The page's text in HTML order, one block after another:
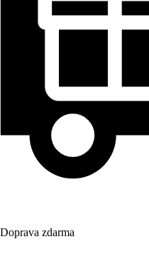
Doprava zdarma